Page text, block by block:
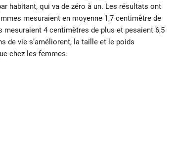
habitant, qui va de zéro à un. Les résultats ont
mesuraient en moyenne 1,7 centimètre de
4 centimètres de plus et pesaient 6,5
de vie s’améliorent, la taille et le poids
chez les femmes.